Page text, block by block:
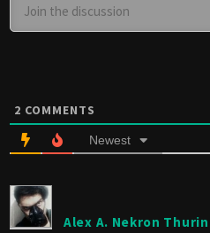
2 COMMENTS
Newest
Alex A. Nekron